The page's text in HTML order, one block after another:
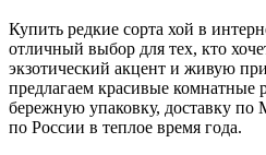
Купить редкие сорта хой в
отличный выбор для тех, кто
экзотический акцент и живую
предлагаем красивые комнатные
бережную упаковку, доставку по
по России в теплое время года.